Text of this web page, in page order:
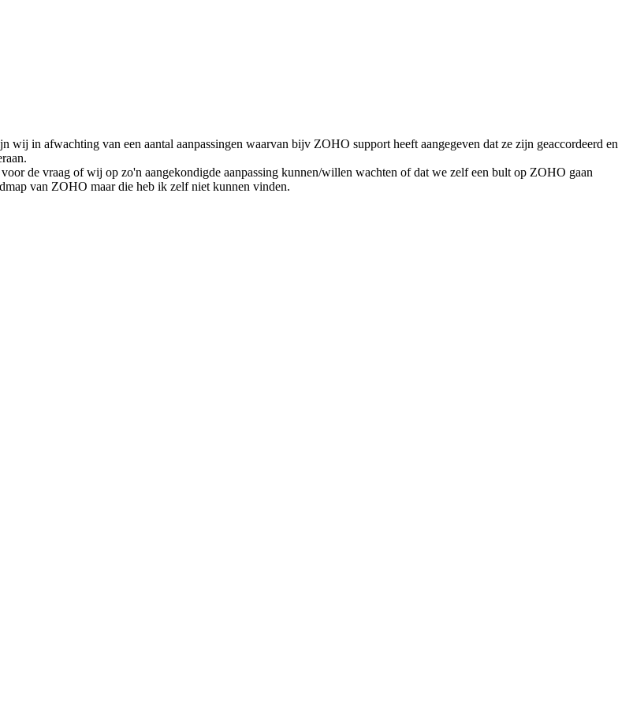
in afwachting van een aantal aanpassingen waarvan bijv ZOHO support heeft aangegeven dat ze zijn geaccordeerd en
de vraag of wij op zo'n aangekondigde aanpassing kunnen/willen wachten of dat we zelf een bult op ZOHO gaan
van ZOHO maar die heb ik zelf niet kunnen vinden.